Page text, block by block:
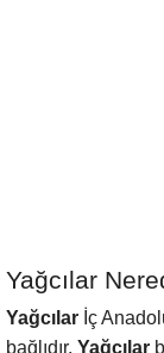
Yağcılar
Yağcılar İç
bağlıdır. Yağcılar